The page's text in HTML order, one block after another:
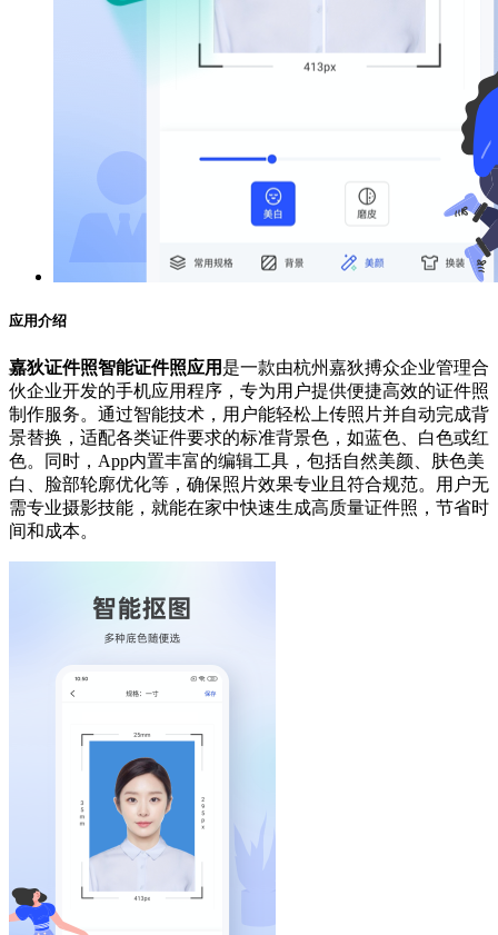
应用介绍
嘉狄证件照智能证件照应用 是一款由杭州嘉狄搏众企业管理合
伙企业开发的手机应用程序，专为用户提供便捷高效的证件照
制作服务。通过智能技术，用户能轻松上传照片并自动完成背
景替换，适配各类证件要求的标准背景色，如蓝色、白色或红
色。同时，App内置丰富的编辑工具，包括自然美颜、肤色美
白、脸部轮廓优化等，确保照片效果专业且符合规范。用户无
需专业摄影技能，就能在家中快速生成高质量证件照，节省时
间和成本。